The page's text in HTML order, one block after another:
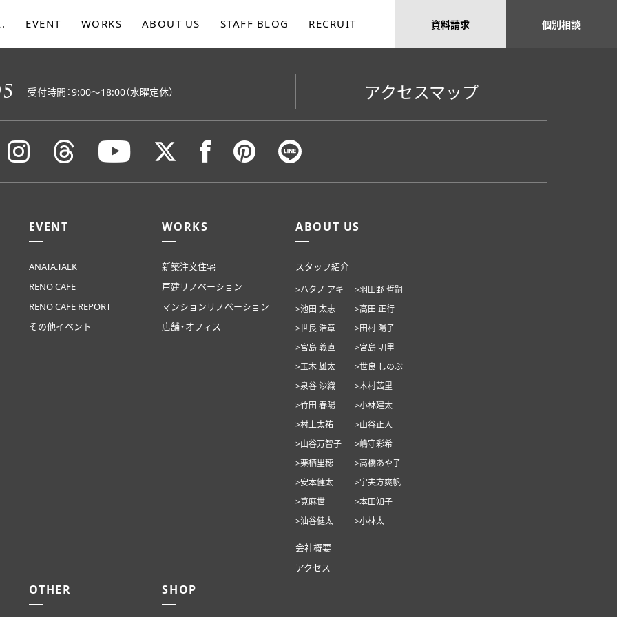
EVENT WORKS ABOUT US STAFF BLOG RECRUIT 資料請求 個別相談
受付時間：9:00〜18:00（水曜定休） アクセスマップ
EVENT
ANATA.TALK
RENO CAFE
RENO CAFE REPORT
その他イベント
WORKS
新築注文住宅
戸建リノベーション
マンションリノベーション
店舗・オフィス
ABOUT US
スタッフ紹介
>ハタノ アキ
>羽田野 哲嗣
>池田 太志
>高田 正行
>世良 浩章
>田村 陽子
>宮島 義直
>宮島 明里
>玉木 雄太
>世良 しのぶ
>泉谷 沙織
>木村茜里
>竹田 春陽
>小林建太
>村上太祐
>山谷正人
>山谷万智子
>嶋守彩希
>栗栖里穂
>高橋あや子
>安本健太
>宇夫方爽帆
>筧麻世
>本田知子
>油谷健太
>小林太
会社概要
アクセス
OTHER SHOP